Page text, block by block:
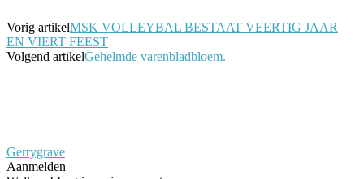
Vorig artikelMSK VOLLEYBAL BESTAAT VEERTIG JAAR
EN VIERT FEEST
Volgend artikelGehelmde varenbladbloem.
Gerrygrave
Aanmelden